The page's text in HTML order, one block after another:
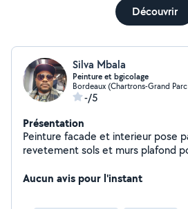
Découvrir
Silva Mbala
Peinture et bgicolage
Bordeaux (Chartrons-Grand Parc
-/5
Présentation
Peinture facade et interieur pose
revetement sols et murs plafond
Aucun avis pour l'instant